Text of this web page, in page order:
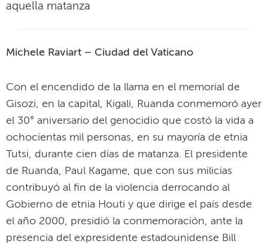
aquella matanza
Michele Raviart – Ciudad del Vaticano
Con el encendido de la llama en el memorial de
Gisozi, en la capital, Kigali, Ruanda conmemoró ayer
el 30° aniversario del genocidio que costó la vida a
ochocientas mil personas, en su mayoría de etnia
Tutsi, durante cien días de matanza. El presidente
de Ruanda, Paul Kagame, que con sus milicias
contribuyó al fin de la violencia derrocando al
Gobierno de etnia Houti y que dirige el país desde
el año 2000, presidió la conmemoración, ante la
presencia del expresidente estadounidense Bill